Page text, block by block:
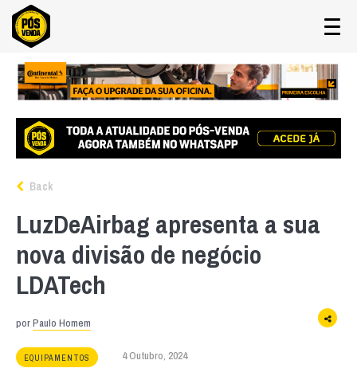
Back
LuzDeAirbag apresenta a sua
nova divisão de negócio
LDATech
porPaulo Homem
EQUIPAMENTOS 4 Outubro, 2024